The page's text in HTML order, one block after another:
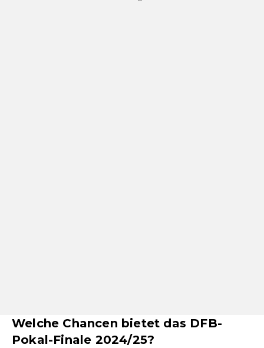
Welche Chancen bietet das DFB-
Pokal-Finale 2024/25?